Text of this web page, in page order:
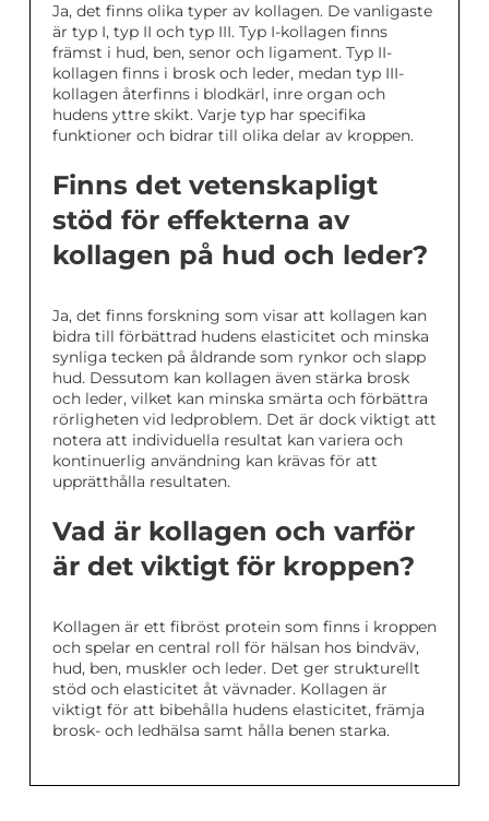
Ja, det finns olika typer av kollagen. De vanligaste
är typ I, typ II och typ III. Typ I-kollagen finns
främst i hud, ben, senor och ligament. Typ II-
kollagen finns i brosk och leder, medan typ III-
kollagen återfinns i blodkärl, inre organ och
hudens yttre skikt. Varje typ har specifika
funktioner och bidrar till olika delar av kroppen.
Finns det vetenskapligt
stöd för effekterna av
kollagen på hud och leder?
Ja, det finns forskning som visar att kollagen kan
bidra till förbättrad hudens elasticitet och minska
synliga tecken på åldrande som rynkor och slapp
hud. Dessutom kan kollagen även stärka brosk
och leder, vilket kan minska smärta och förbättra
rörligheten vid ledproblem. Det är dock viktigt att
notera att individuella resultat kan variera och
kontinuerlig användning kan krävas för att
upprätthålla resultaten.
Vad är kollagen och varför
är det viktigt för kroppen?
Kollagen är ett fibröst protein som finns i kroppen
och spelar en central roll för hälsan hos bindväv,
hud, ben, muskler och leder. Det ger strukturellt
stöd och elasticitet åt vävnader. Kollagen är
viktigt för att bibehålla hudens elasticitet, främja
brosk- och ledhälsa samt hålla benen starka.